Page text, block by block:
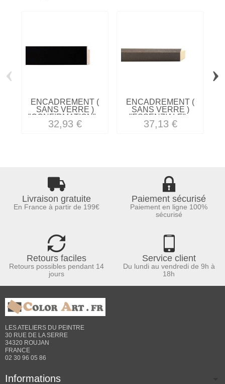
ENCADREMENT (
SANS VERRE )
"CONFIRMATION"...
32,93 €
ENCADREMENT (
SANS VERRE )
"ESSENZIALE"...
37,13 €
‹ ›
Livraison gratuite
En France à partir de 199€
Paiement sécurisé
Paiement en ligne 100%
sécurisé
Retours faciles
Retours possibles pendant 14
jours
Service client
Du lundi au vendredi de 9h à
18h
LES ATELIERS DU PEINTRE
30 RUE DE LA SERRE
34320 ROUJAN
FRANCE
02 30 96 05 86
Informations